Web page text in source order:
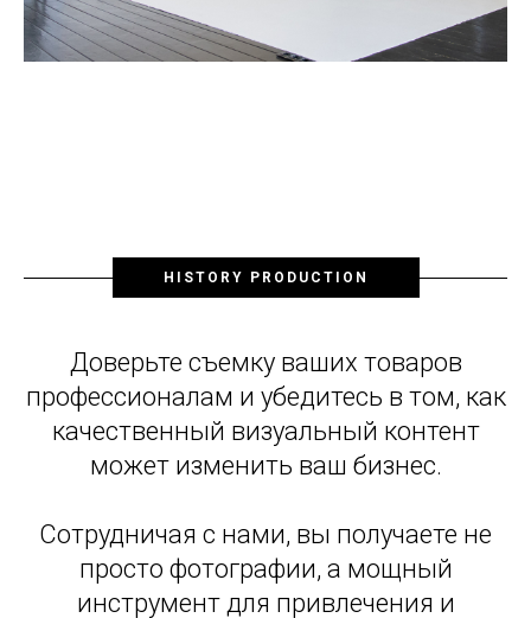
HISTORY PRODUCTION
Доверьте съемку ваших товаров
профессионалам и убедитесь в том, как
качественный визуальный контент
может изменить ваш бизнес.
Сотрудничая с нами, вы получаете не
просто фотографии, а мощный
инструмент для привлечения и